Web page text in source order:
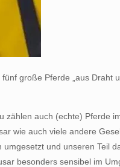
große Pferde „aus Draht
auch (echte) Pferde
wie auch viele andere
und unseren Teil
besonders sensibel im